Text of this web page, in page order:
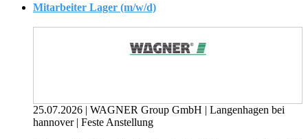
Mitarbeiter Lager (m/w/d)
25.07.2026 | WAGNER Group GmbH | Langenhagen bei
hannover | Feste Anstellung